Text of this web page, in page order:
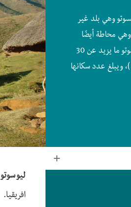
وهي بلد غير
محاطة أيضًا
بدولة جنوب افريقيا. تبلغ مساحة ليسوتو ما يزيد عن 30
11583 ميل مربع )، ويبلغ عدد سكانها
ليوسوتو
افريقيا.